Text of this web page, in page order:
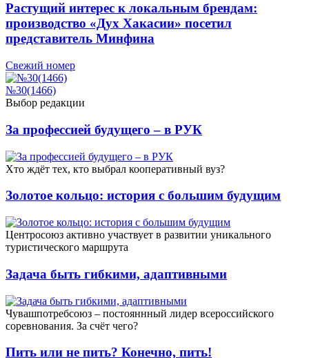
Растущий интерес к локальным брендам:
производство «Дух Хакасии» посетил
представитель Минфина
Свежий номер
№30(1466)
Выбор редакции
За профессией будущего – в РУК
Xто ждёт тех, кто выбрал кооперативный вуз?
Золотое кольцо: история с большим будущим
Центросоюз активно участвует в развитии уникального
туристического маршрута
Задача быть гибкими, адаптивными
Чувашпотребсоюз – постояннный лидер всероссийского
соревнования. За счёт чего?
Пить или не пить? Конечно, пить!